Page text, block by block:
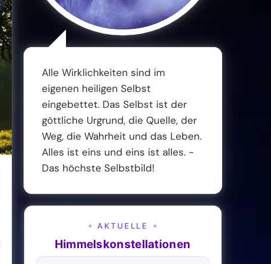
Alle Wirklichkeiten sind im
eigenen heiligen Selbst
eingebettet. Das Selbst ist der
göttliche Urgrund, die Quelle, der
Weg, die Wahrheit und das Leben.
Alles ist eins und eins ist alles. -
Das höchste Selbstbild!
✦ AKTUELLE ✦
Himmelskonstellationen